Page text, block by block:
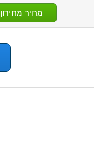
מחיר מחירון